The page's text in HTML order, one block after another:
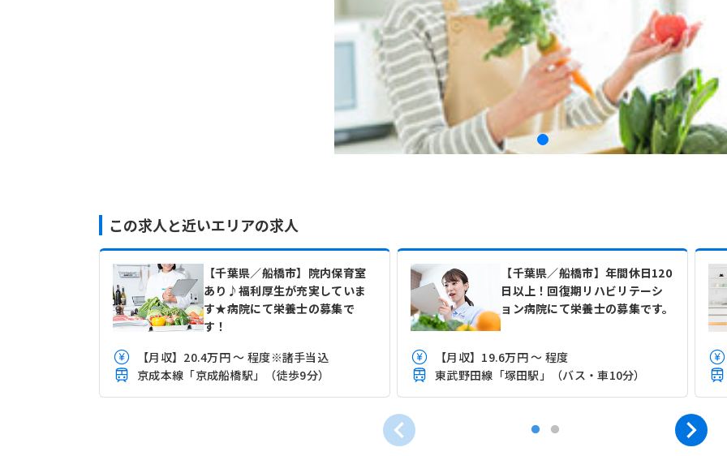
この求人と近いエリアの求人
【千葉県／船橋市】院内保育室
あり♪福利厚生が充実していま
す★病院にて栄養士の募集で
す！
【月収】20.4万円 ～ 程度※諸手当込
京成本線「京成船橋駅」（徒歩9分）
【千葉県／船橋市】年間休日120
日以上！回復期リハビリテーシ
ョン病院にて栄養士の募集です。
【月収】19.6万円 ～ 程度
東武野田線「塚田駅」（バス・車10分）